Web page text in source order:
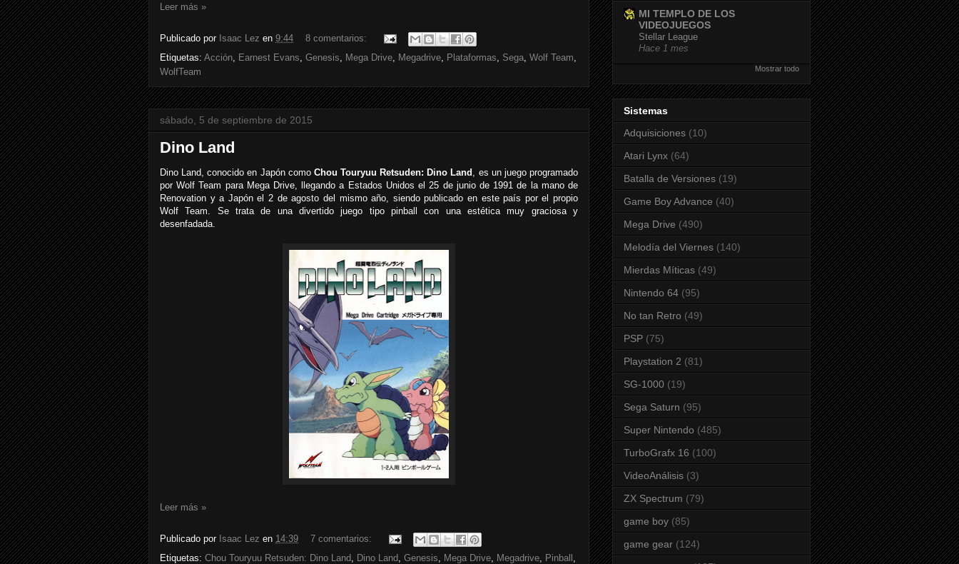
Leer más »
Publicado por Isaac Lez en 9:44
8 comentarios:
Etiquetas: Acción Earnest Evans Genesis Mega Drive Megadrive Plataformas Sega Wolf Team
WolfTeam
sábado, 5 de septiembre de 2015
Dino Land
Dino Land, conocido en Japón como Chou Touryuu Retsuden: Dino Land , es un juego programado
por Wolf Team para Mega Drive, llegando a Estados Unidos el 25 de junio de 1991 de la mano de
Renovation y a Japón el 2 de agosto del mismo año, siendo publicado en este país por el propio
Wolf Team. Se trata de una divertido juego tipo pinball con una estética muy graciosa y
desenfadada.
Leer más »
Publicado por Isaac Lez en 14:39
7 comentarios:
Etiquetas: Chou Touryuu Retsuden: Dino Land Dino Land Genesis Mega Drive Megadrive Pinball
MI TEMPLO DE LOS
VIDEOJUEGOS
Stellar League
Hace 1 mes
Mostrar todo
Sistemas
Adquisiciones (10)
Atari Lynx (64)
Batalla de Versiones (19)
Game Boy Advance (40)
Mega Drive (490)
Melodía del Viernes (140)
Mierdas Míticas (49)
Nintendo 64 (95)
No tan Retro (49)
PSP (75)
Playstation 2 (81)
SG-1000 (19)
Sega Saturn (95)
Super Nintendo (485)
TurboGrafx 16 (100)
VideoAnálisis (3)
ZX Spectrum (79)
game boy (85)
game gear (124)